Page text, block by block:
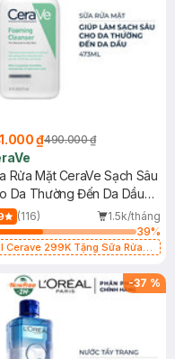
₫490.000 ₫
Rửa Mặt CeraVe Sạch Sâu
Da Thường Đến Da Dầu
(116)
1.5k/tháng
39%
Cerave 299K Tặng Sữa Rửa
-37 %